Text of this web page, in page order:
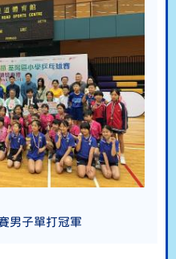
男子單打冠軍